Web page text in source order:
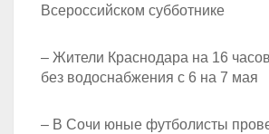
Всероссийском субботнике
– Жители Краснодара на 16
без водоснабжения с 6 на 7 мая
– В Сочи юные футболисты